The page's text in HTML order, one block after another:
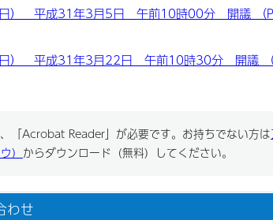
日） 平成31年3月5日 午前10時00分 開議 （
日） 平成31年3月22日 午前10時30分 開議
「Acrobat Reader」が必要です。お持ちでない方は
） からダウンロード（無料）してください。
わせ